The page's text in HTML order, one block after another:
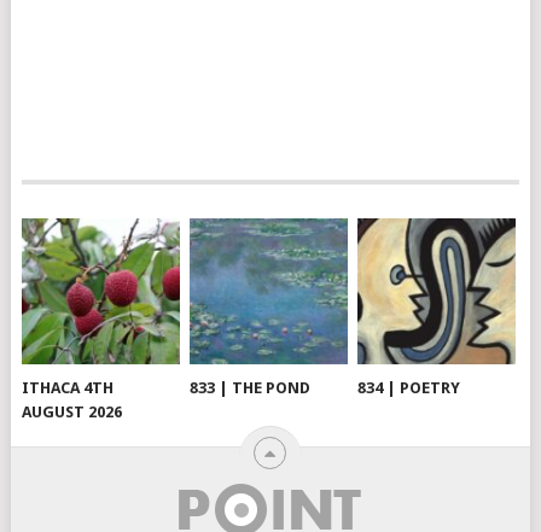
ITHACA 4TH
AUGUST 2026
833 | THE POND 834 | POETRY